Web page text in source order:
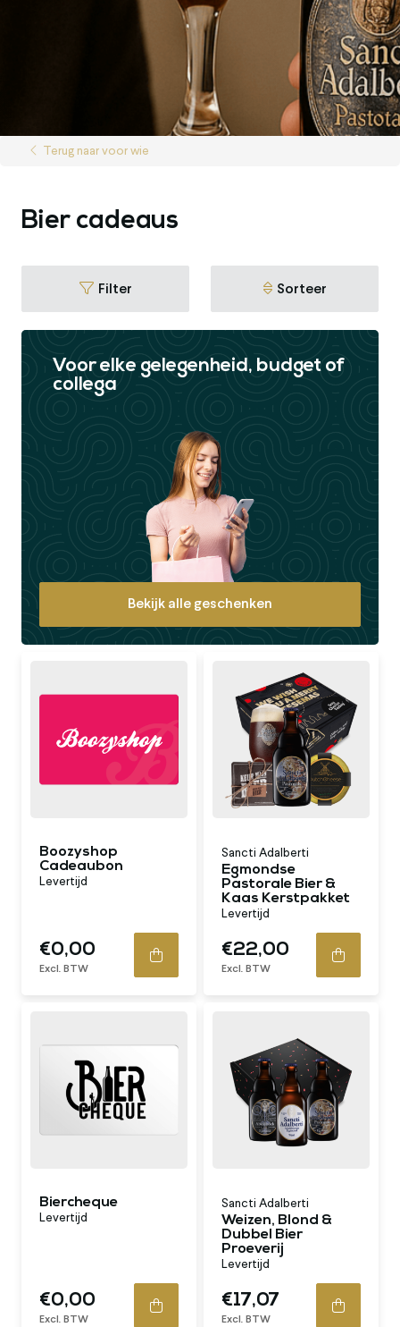
Terug naar voor wie
Bier cadeaus
Filter Sorteer
Voor elke gelegenheid, budget of
collega
Bekijk alle geschenken
Boozyshop
Cadeaubon
Levertijd
€0,00
Excl. BTW
Sancti Adalberti
Egmondse
Pastorale Bier &
Kaas Kerstpakket
Levertijd
€22,00
Excl. BTW
Biercheque
Levertijd
€0,00
Excl. BTW
Sancti Adalberti
Weizen, Blond &
Dubbel Bier
Proeverij
Levertijd
€17,07
Excl. BTW